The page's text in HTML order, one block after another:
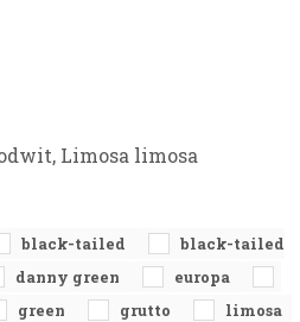
Limosa limosa
black-tailed
black-tailed
danny green
europa
green grutto
limosa